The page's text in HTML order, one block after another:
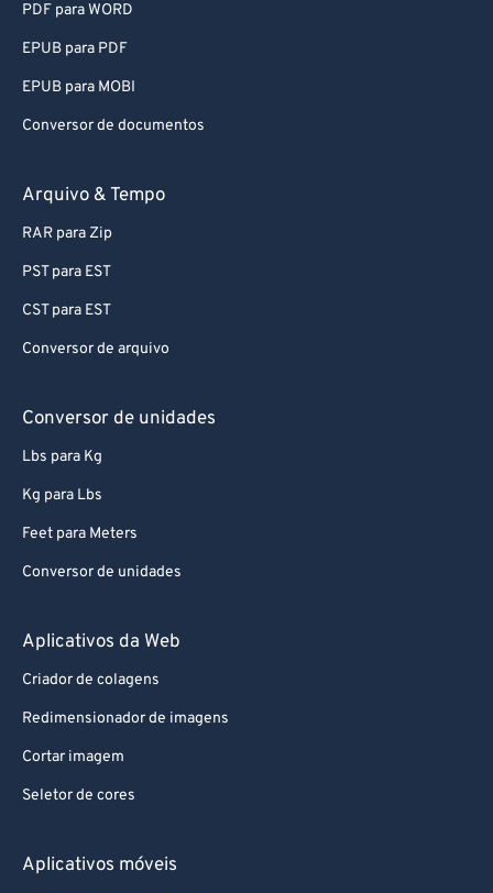
PDF para WORD
EPUB para PDF
EPUB para MOBI
Conversor de documentos
Arquivo & Tempo
RAR para Zip
PST para EST
CST para EST
Conversor de arquivo
Conversor de unidades
Lbs para Kg
Kg para Lbs
Feet para Meters
Conversor de unidades
Aplicativos da Web
Criador de colagens
Redimensionador de imagens
Cortar imagem
Seletor de cores
Aplicativos móveis